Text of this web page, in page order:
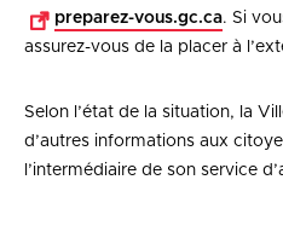
preparez-vous.gc.ca. Si
assurez-vous de la placer à
Selon l’état de la situation, la
d’autres informations aux
l’intermédiaire de son service